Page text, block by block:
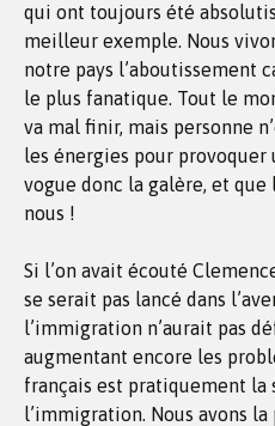
qui ont toujours été
meilleur exemple. Nous
notre pays l’aboutissement
le plus fanatique. Tout le
va mal finir, mais personne
les énergies pour provoquer
vogue donc la galère, et
nous !
Si l’on avait écouté
se serait pas lancé dans
l’immigration n’aurait pas
augmentant encore les
français est pratiquement la
l’immigration. Nous avons